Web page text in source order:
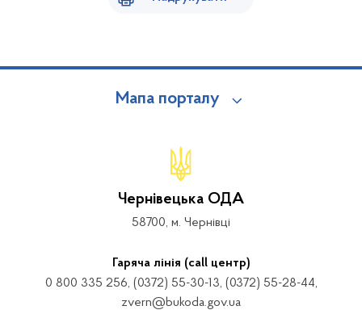
Мапа порталу
Чернівецька ОДА
58700, м. Чернівці
Гаряча лінія (call центр)
0 800 335 256, (0372) 55-30-13, (0372) 55-28-44,
zvern@bukoda.gov.ua